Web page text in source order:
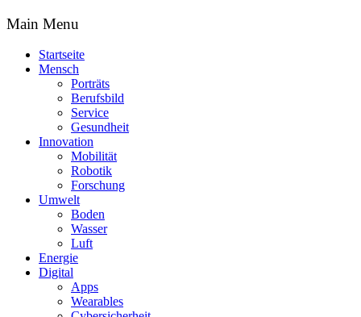
Main Menu
Startseite
Mensch
Porträts
Berufsbild
Service
Gesundheit
Innovation
Mobilität
Robotik
Forschung
Umwelt
Boden
Wasser
Luft
Energie
Digital
Apps
Wearables